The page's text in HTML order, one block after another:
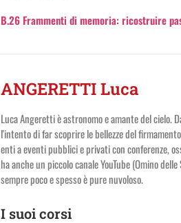
B.26 Frammenti di memoria: ricostruire
ANGERETTI Luca
Luca Angeretti è astronomo e amante del cielo.
l'intento di far scoprire le bellezze del
enti a eventi pubblici e privati con conferenze,
ha anche un piccolo canale YouTube (Omino
sempre poco e spesso è pure nuvoloso.
I suoi corsi